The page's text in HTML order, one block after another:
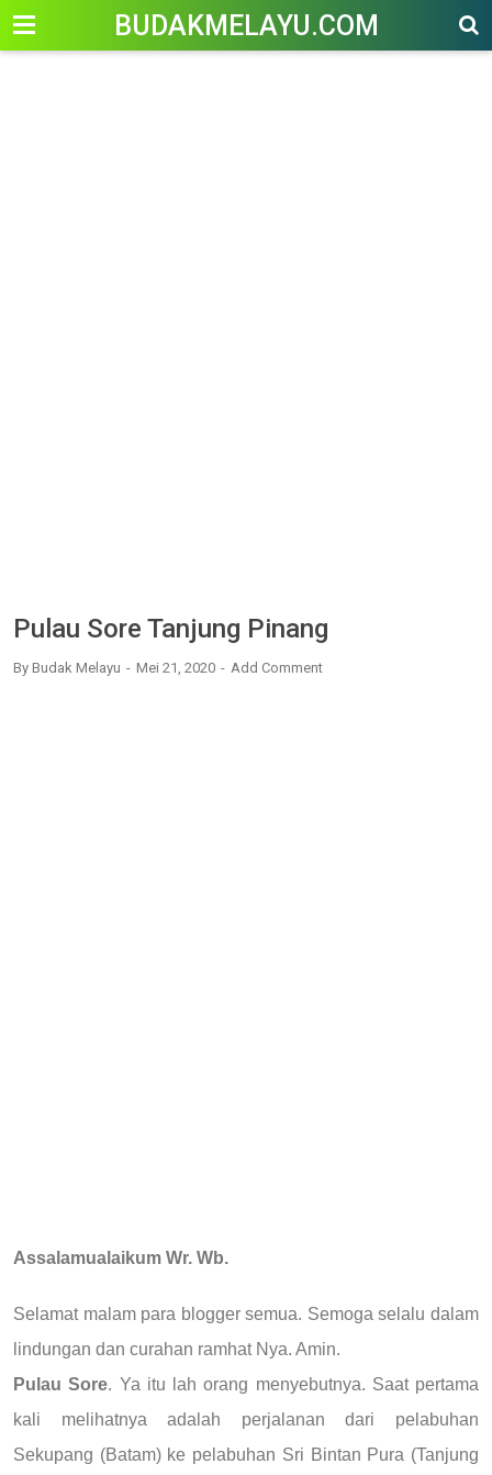
--> BUDAKMELAYU.COM
Pulau Sore Tanjung Pinang
By Budak Melayu Mei 21, 2020 Add Comment
Assalamualaikum Wr. Wb.
Selamat malam para blogger semua. Semoga selalu dalam
lindungan dan curahan ramhat Nya. Amin.
Pulau Sore. Ya itu lah orang menyebutnya. Saat pertama
kali melihatnya adalah perjalanan dari pelabuhan
Sekupang (Batam) ke pelabuhan Sri Bintan Pura (Tanjung